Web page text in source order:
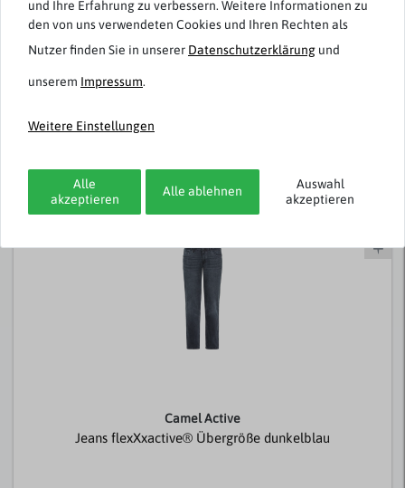
Camel Active
Jeans flexXxactive® Übergröße dunkelblau
und Ihre Erfahrung zu verbessern. Weitere Informationen zu
den von uns verwendeten Cookies und Ihren Rechten als
Nutzer finden Sie in unserer Daten­schutz­erklärung und
unserem Impressum.
Weitere Einstellungen
Alle
akzeptieren
Alle ablehnen
Auswahl
akzeptieren